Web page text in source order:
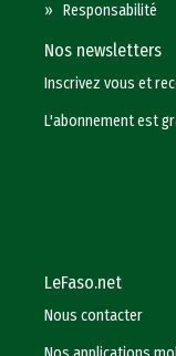
»Responsabilité
Nos newsletters
Inscrivez vous et
L'abonnement est
LeFaso.net
Nous contacter